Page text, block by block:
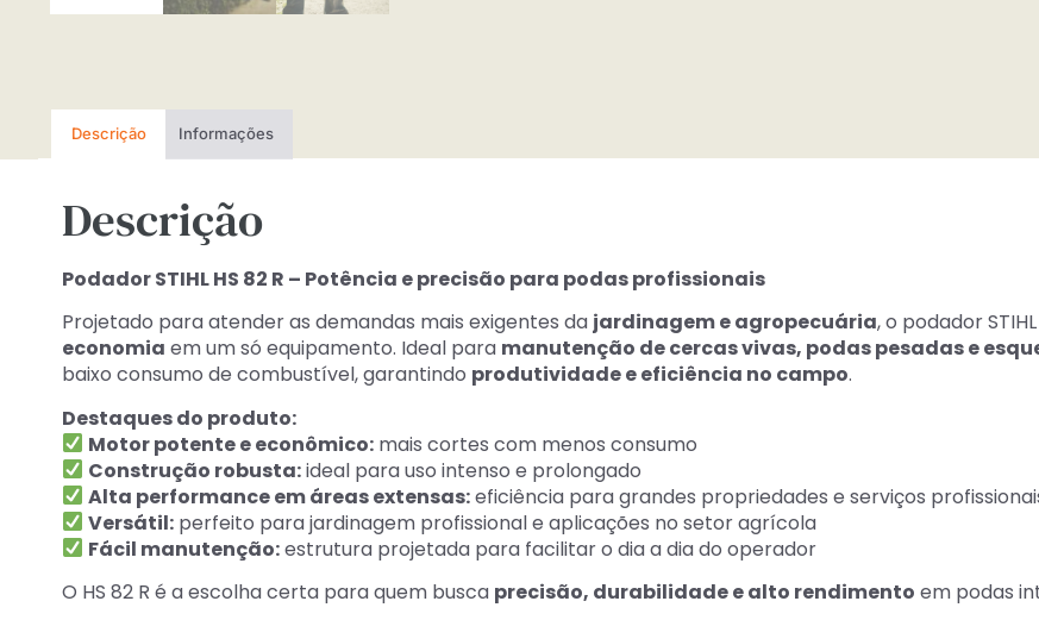
Descrição Informações
Descrição
Podador STIHL HS 82 R – Potência e precisão para podas profissionais
Projetado para atender as demandas mais exigentes da jardinagem e agropecuária, o podador
economia em um só equipamento. Ideal para manutenção de cercas vivas, podas pesadas e
baixo consumo de combustível, garantindo produtividade e eficiência no campo.
Destaques do produto:
Motor potente e econômico: mais cortes com menos consumo
Construção robusta:ideal para uso intenso e prolongado
Alta performance em áreas extensas:eficiência para grandes propriedades e serviços
Versátil: perfeito para jardinagem profissional e aplicações no setor agrícola
Fácil manutenção:estrutura projetada para facilitar o dia a dia do operador
O HS 82 R é a escolha certa para quem busca precisão, durabilidade e alto rendimento em podas